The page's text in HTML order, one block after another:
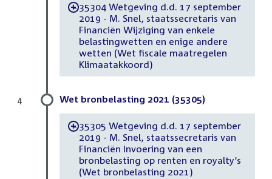
-35304 Wetgeving d.d. 17 september
2019 - M. Snel, staatssecretaris van
Financiën Wijziging van enkele
belastingwetten en enige andere
wetten (Wet fiscale maatregelen
Klimaatakkoord)
Wet bronbelasting 2021 (35305)
-35305 Wetgeving d.d. 17 september
2019 - M. Snel, staatssecretaris van
Financiën Invoering van een
bronbelasting op renten en royalty’s
(Wet bronbelasting 2021)
4